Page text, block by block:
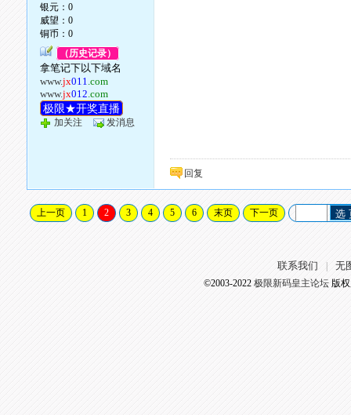
银元：0
威望：0
铜币：0
（历史记录）
拿笔记下以下域名
www.jx011.com
www.jx012.com
极限★开奖直播
加关注 发消息
回复
上一页 1 2 3 4 5 6 末页 下一页 选
联系我们 无
©2003-2022 极限新码皇主论坛版权